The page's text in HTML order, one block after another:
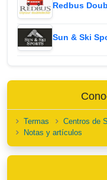
Redbus
Sun & Ski
Termas Centros de
Notas y artículos